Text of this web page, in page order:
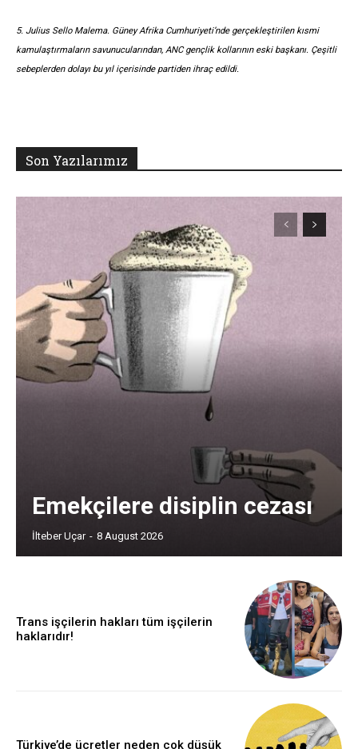
5. Julius Sello Malema. Güney Afrika Cumhuriyeti’nde gerçekleştirilen kısmi
kamulaştırmaların savunucularından, ANC gençlik kollarının eski başkanı. Çeşitli
sebeplerden dolayı bu yıl içerisinde partiden ihraç edildi.
Son Yazılarımız
Emekçilere disiplin cezası
İlteber Uçar - 8 August 2026
Trans işçilerin hakları tüm işçilerin
haklarıdır!
Türkiye’de ücretler neden çok düşük